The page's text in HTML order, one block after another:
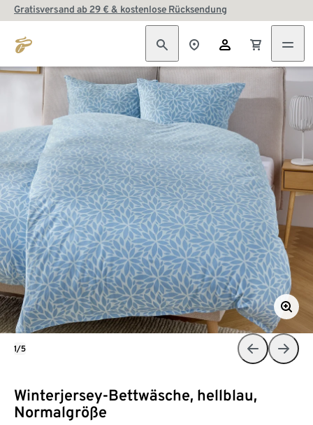
Gratisversand ab 29 € & kostenlose Rücksendung
Winterjersey-Bettwäsche, hellblau,
Normalgröße
1/5